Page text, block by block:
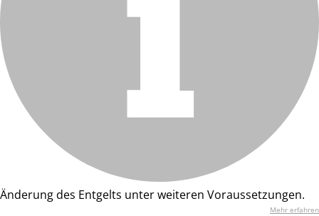
Änderung des Entgelts unter weiteren Voraussetzungen.
Mehr erfahren